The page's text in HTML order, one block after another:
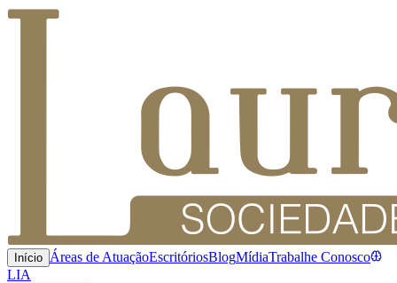
Início Áreas de AtuaçãoEscritóriosBlogMídiaTrabalhe Conosco
LIA